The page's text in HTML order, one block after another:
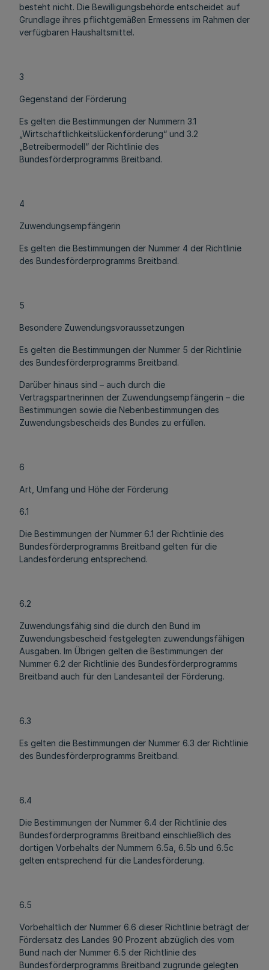
besteht nicht. Die Bewilligungsbehörde entscheidet auf
Grundlage ihres pflichtgemäßen Ermessens im Rahmen der
verfügbaren Haushaltsmittel.
3
Gegenstand der Förderung
Es gelten die Bestimmungen der Nummern 3.1
„Wirtschaftlichkeitslückenförderung“ und 3.2
„Betreibermodell“ der Richtlinie des
Bundesförderprogramms Breitband.
4
Zuwendungsempfängerin
Es gelten die Bestimmungen der Nummer 4 der Richtlinie
des Bundesförderprogramms Breitband.
5
Besondere Zuwendungsvoraussetzungen
Es gelten die Bestimmungen der Nummer 5 der Richtlinie
des Bundesförderprogramms Breitband.
Darüber hinaus sind – auch durch die
Vertragspartnerinnen der Zuwendungsempfängerin – die
Bestimmungen sowie die Nebenbestimmungen des
Zuwendungsbescheids des Bundes zu erfüllen.
6
Art, Umfang und Höhe der Förderung
6.1
Die Bestimmungen der Nummer 6.1 der Richtlinie des
Bundesförderprogramms Breitband gelten für die
Landesförderung entsprechend.
6.2
Zuwendungsfähig sind die durch den Bund im
Zuwendungsbescheid festgelegten zuwendungsfähigen
Ausgaben. Im Übrigen gelten die Bestimmungen der
Nummer 6.2 der Richtlinie des Bundesförderprogramms
Breitband auch für den Landesanteil der Förderung.
6.3
Es gelten die Bestimmungen der Nummer 6.3 der Richtlinie
des Bundesförderprogramms Breitband.
6.4
Die Bestimmungen der Nummer 6.4 der Richtlinie des
Bundesförderprogramms Breitband einschließlich des
dortigen Vorbehalts der Nummern 6.5a, 6.5b und 6.5c
gelten entsprechend für die Landesförderung.
6.5
Vorbehaltlich der Nummer 6.6 dieser Richtlinie beträgt der
Fördersatz des Landes 90 Prozent abzüglich des vom
Bund nach der Nummer 6.5 der Richtlinie des
Bundesförderprogramms Breitband zugrunde gelegten